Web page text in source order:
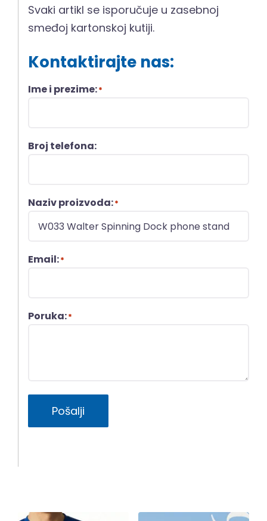
Svaki artikl se isporučuje u zasebnoj
smeđoj kartonskoj kutiji.
Kontaktirajte nas:
Ime i prezime:*
Broj telefona:
Naziv proizvoda:*
Email:*
Poruka:*
Pošalji